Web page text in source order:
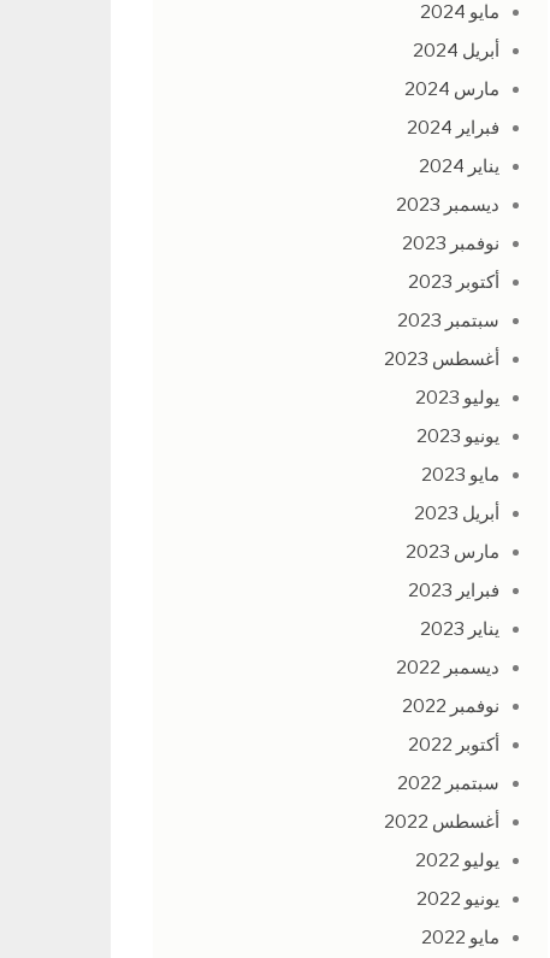
مايو 2024
أبريل 2024
مارس 2024
فبراير 2024
يناير 2024
ديسمبر 2023
نوفمبر 2023
أكتوبر 2023
سبتمبر 2023
أغسطس 2023
يوليو 2023
يونيو 2023
مايو 2023
أبريل 2023
مارس 2023
فبراير 2023
يناير 2023
ديسمبر 2022
نوفمبر 2022
أكتوبر 2022
سبتمبر 2022
أغسطس 2022
يوليو 2022
يونيو 2022
مايو 2022